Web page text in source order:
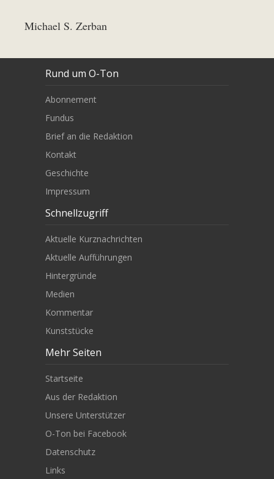
Michael S. Zerban
Rund um O-Ton
Abonnement
Fundus
Brief an die Redaktion
Kontakt
Geschichte
Impressum
Schnellzugriff
Aktuelle Kurznachrichten
Aktuelle Aufführungen
Hintergründe
Medien
Kommentar
Kunststücke
Mehr Seiten
Startseite
Aus der Redaktion
Unsere Unterstützer
O-Ton bei Facebook
Datenschutz
Links